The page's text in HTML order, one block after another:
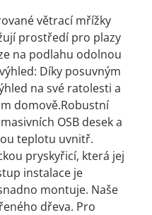
větrací mřížky
prostředí pro plazy
na podlahu odolnou
Díky posuvným
na své ratolesti a
domově.Robustní
OSB desek a
teplotu uvnitř.
pryskyřicí, která jej
instalace je
montuje. Naše
dřeva. Pro